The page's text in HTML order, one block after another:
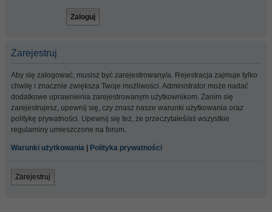
Zarejestruj
Aby się zalogować, musisz być zarejestrowany/a. Rejestracja zajmuje tylko
chwilę i znacznie zwiększa Twoje możliwości. Administrator może nadać
dodatkowe uprawnienia zarejestrowanym użytkownikom. Zanim się
zarejestrujesz, upewnij się, czy znasz nasze warunki użytkowania oraz
politykę prywatności. Upewnij się też, że przeczytałeś/aś wszystkie
regulaminy umieszczone na forum.
Warunki użytkowania Polityka prywatności
Zarejestruj